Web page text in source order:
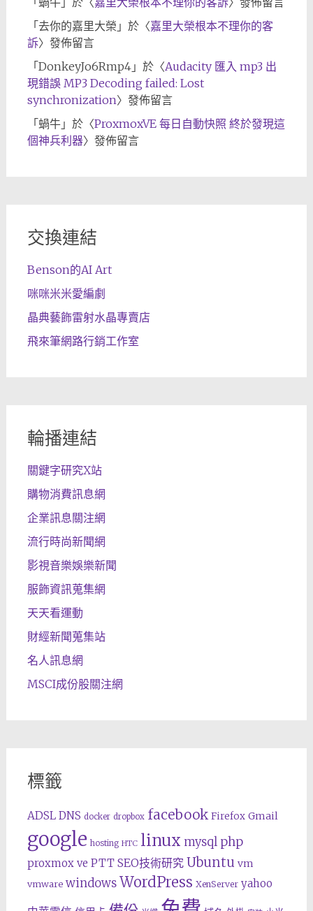
「 去你的嘉里大榮 」於〈嘉里大榮根本不理你的客
訴〉發佈留言
「 DonkeyJo6Rmp4」於〈Audacity 匯入 mp3 出
現錯誤 MP3 Decoding failed: Lost
synchronization〉發佈留言
「 蝸牛」於〈ProxmoxVE 每日自動快照 終於發現這
個神兵利器〉發佈留言
交換連結
Benson的AI Art
咪咪米米愛編劇
晶典藝飾雷射水晶專賣店
飛來筆網路行銷工作室
輪播連結
關鍵字研究X站
購物消費訊息網
企業訊息關注網
流行時尚新聞網
影視音樂娛樂新聞
服飾資訊蒐集網
天天看運動
財經新聞蒐集站
名人訊息網
MSCI成份股關注網
標籤
ADSL DNS docker dropbox facebook Firefox Gmail
google hosting HTC linux mysql php
proxmox ve PTT SEO技術研究 Ubuntu vm
vmware windows WordPress XenServer yahoo